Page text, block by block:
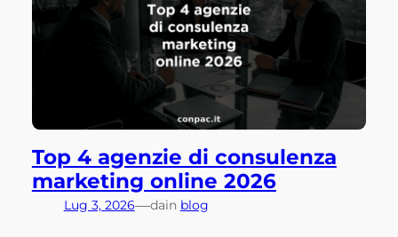
Top 4 agenzie di consulenza
marketing online 2026
Lug 3, 2026—dain blog